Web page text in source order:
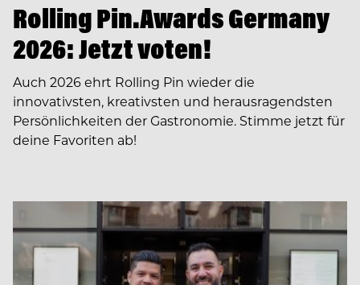
Rolling Pin.Awards Germany
2026: Jetzt voten!
Auch 2026 ehrt Rolling Pin wieder die
innovativsten, kreativsten und herausragendsten
Persönlichkeiten der Gastronomie. Stimme jetzt für
deine Favoriten ab!